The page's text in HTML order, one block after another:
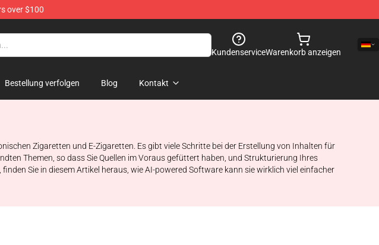
over $100
KundenserviceWarenkorb anzeigen
Bestellung verfolgen Blog Kontakt
Zigaretten und E-Zigaretten. Es gibt viele Schritte bei der Erstellung von Inhalten für
Themen, so dass Sie Quellen im Voraus gefüttert haben, und Strukturierung Ihres
Sie in diesem Artikel heraus, wie AI-powered Software kann sie wirklich viel einfacher